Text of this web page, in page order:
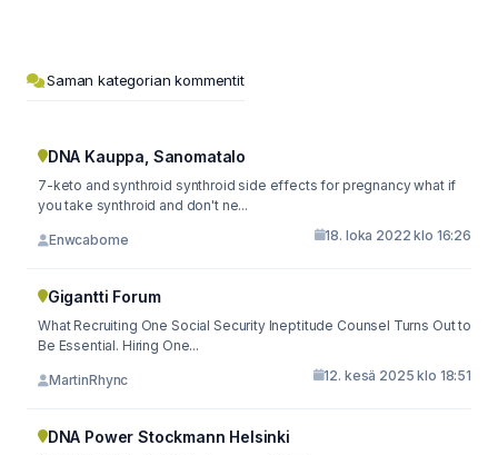
Saman kategorian kommentit
DNA Kauppa, Sanomatalo
7-keto and synthroid synthroid side effects for pregnancy what if
you take synthroid and don't ne...
Enwcabome 18. loka 2022 klo 16:26
Gigantti Forum
What Recruiting One Social Security Ineptitude Counsel Turns Out to
Be Essential. Hiring One...
MartinRhync 12. kesä 2025 klo 18:51
DNA Power Stockmann Helsinki